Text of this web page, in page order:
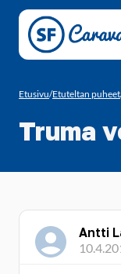
Siirry sivun sisältöön
Etusivu/Etuteltan puheet
Truma
Antti